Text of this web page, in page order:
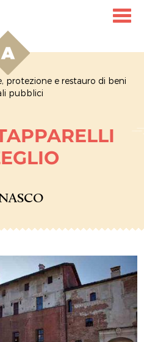
protezione e restauro di beni
pubblici